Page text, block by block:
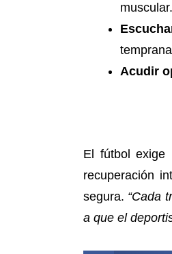
muscular.
Acudir
El fútbol exige
recuperación
segura. “Cada
a que el